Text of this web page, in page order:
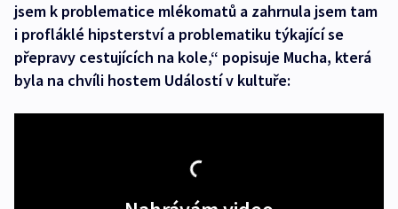
jsem k problematice mlékomatů a zahrnula jsem tam
i profláklé hipsterství a problematiku týkající se
přepravy cestujících na kole,“ popisuje Mucha, která
byla na chvíli hostem Událostí v kultuře: